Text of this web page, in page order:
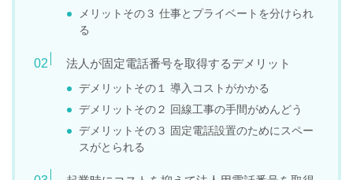
メリットその３ 仕事とプライベートを分けられ
る
法人が固定電話番号を取得するデメリット
デメリットその１ 導入コストがかかる
デメリットその２ 回線工事の手間がめんどう
デメリットその３ 固定電話設置のためにスペー
スがとられる